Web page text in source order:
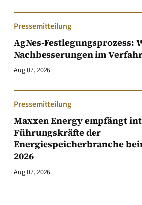
Pressemitteilung
AgNes-Festlegungsprozess:
Nachbesserungen im
Aug 07, 2026
Pressemitteilung
Maxxen Energy empfängt
Führungskräfte der
Energiespeicherbranche
2026
Aug 07, 2026